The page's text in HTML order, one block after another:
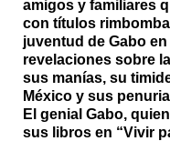
amigos y familiares
con títulos
juventud de Gabo
revelaciones sobre
sus manías, su
México y sus
El genial Gabo,
sus libros en “Vivir